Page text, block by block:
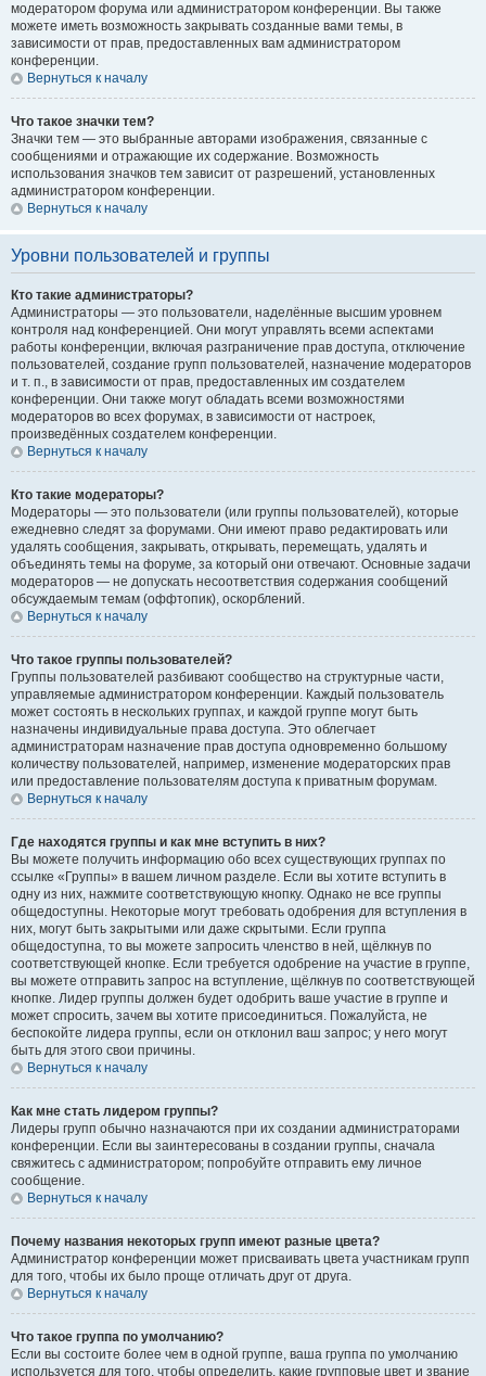
модератором форума или администратором конференции. Вы также
можете иметь возможность закрывать созданные вами темы, в
зависимости от прав, предоставленных вам администратором
конференции.
Вернуться к началу
Что такое значки тем?
Значки тем — это выбранные авторами изображения, связанные с
сообщениями и отражающие их содержание. Возможность
использования значков тем зависит от разрешений, установленных
администратором конференции.
Вернуться к началу
Уровни пользователей и группы
Кто такие администраторы?
Администраторы — это пользователи, наделённые высшим уровнем
контроля над конференцией. Они могут управлять всеми аспектами
работы конференции, включая разграничение прав доступа, отключение
пользователей, создание групп пользователей, назначение модераторов
и т. п., в зависимости от прав, предоставленных им создателем
конференции. Они также могут обладать всеми возможностями
модераторов во всех форумах, в зависимости от настроек,
произведённых создателем конференции.
Вернуться к началу
Кто такие модераторы?
Модераторы — это пользователи (или группы пользователей), которые
ежедневно следят за форумами. Они имеют право редактировать или
удалять сообщения, закрывать, открывать, перемещать, удалять и
объединять темы на форуме, за который они отвечают. Основные задачи
модераторов — не допускать несоответствия содержания сообщений
обсуждаемым темам (оффтопик), оскорблений.
Вернуться к началу
Что такое группы пользователей?
Группы пользователей разбивают сообщество на структурные части,
управляемые администратором конференции. Каждый пользователь
может состоять в нескольких группах, и каждой группе могут быть
назначены индивидуальные права доступа. Это облегчает
администраторам назначение прав доступа одновременно большому
количеству пользователей, например, изменение модераторских прав
или предоставление пользователям доступа к приватным форумам.
Вернуться к началу
Где находятся группы и как мне вступить в них?
Вы можете получить информацию обо всех существующих группах по
ссылке «Группы» в вашем личном разделе. Если вы хотите вступить в
одну из них, нажмите соответствующую кнопку. Однако не все группы
общедоступны. Некоторые могут требовать одобрения для вступления в
них, могут быть закрытыми или даже скрытыми. Если группа
общедоступна, то вы можете запросить членство в ней, щёлкнув по
соответствующей кнопке. Если требуется одобрение на участие в группе,
вы можете отправить запрос на вступление, щёлкнув по соответствующей
кнопке. Лидер группы должен будет одобрить ваше участие в группе и
может спросить, зачем вы хотите присоединиться. Пожалуйста, не
беспокойте лидера группы, если он отклонил ваш запрос; у него могут
быть для этого свои причины.
Вернуться к началу
Как мне стать лидером группы?
Лидеры групп обычно назначаются при их создании администраторами
конференции. Если вы заинтересованы в создании группы, сначала
свяжитесь с администратором; попробуйте отправить ему личное
сообщение.
Вернуться к началу
Почему названия некоторых групп имеют разные цвета?
Администратор конференции может присваивать цвета участникам групп
для того, чтобы их было проще отличать друг от друга.
Вернуться к началу
Что такое группа по умолчанию?
Если вы состоите более чем в одной группе, ваша группа по умолчанию
используется для того, чтобы определить, какие групповые цвет и звание